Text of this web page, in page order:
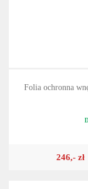
Folia ochronna
246,- zł